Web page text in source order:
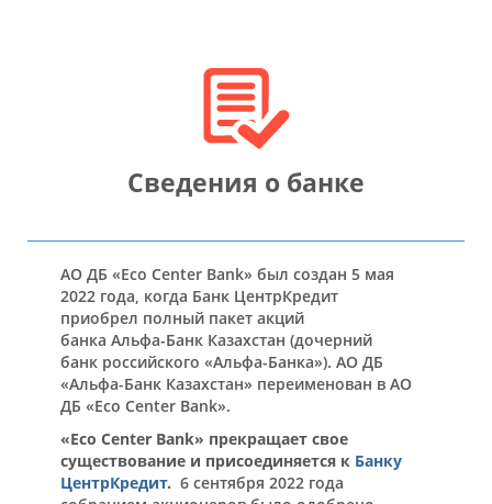
Сведения о банке
АО ДБ «Есо Center Bank» был создан 5 мая
2022 года, когда Банк ЦентрКредит
приобрел полный пакет акций
банка Альфа-Банк Казахстан (дочерний
банк российского «Альфа-Банка»). АО ДБ
«Альфа-Банк Казахстан» переименован в АО
ДБ «Есо Center Bank».
«Есо Center Bank» прекращает свое
существование и присоединяется к Банку
ЦентрКредит. 6 сентября 2022 года